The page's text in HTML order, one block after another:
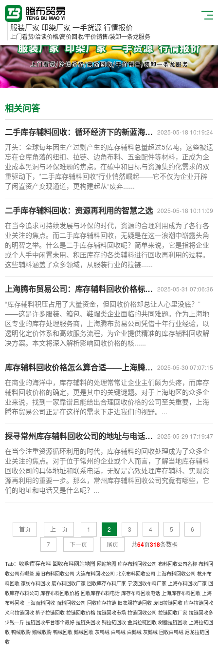
服装厂家 印染厂家 一手货源 行情报价
上门看货/洽谈价格/高价回收/平价销售/装卸一条龙服务
相关问答
2025-05-18 10:19:24
二手库存辅料回收：循环经济下的新蓝海与实战指南
开头：全球每年因生产过剩产生的库存辅料总量超过5亿吨，这些被遗
忘在仓库角落的纽扣、拉链、边角布料、五金配件等材料，正成为企
业成本黑洞与环保难题的焦点。在碳中和目标与资源集约化需求的双
重驱动下，*二手库存辅料回收*行业悄然崛起——它不仅为企业开辟
了闲置资产变现通道，更构建起从“废弃......
2025-05-18 10:11:09
二手库存辅料回收：资源再利用的智慧之选
在当今追求可持续发展与环保的时代，资源的合理利用成为了各行各
业关注的焦点。而二手库存辅料回收，无疑是在这一浪潮中崭露头角
的明智之举。什么是二手库存辅料回收呢？简单来说，它是指将企业
或个人手中闲置未用、积压库存的各类辅料进行回收再利用的过程。
这些辅料涵盖了众多领域，从服装行业的拉链......
2025-05-31 07:06:36
上海腾布贸易公司：库存辅料回收价格标准及评估全解析
“库存辅料积压占用了大量资金，但回收价格却总让人心里没底？”
——这是许多服装、箱包、鞋帽类企业面临的共同难题。作为上海地
区专业的库存处理服务商，上海腾布贸易公司凭借十年行业经验，以
透明化定价体系和高效服务流程，为企业提供精准的库存辅料回收解
决方案。本文将深入解析影响回收价格的核......
2025-05-30 07:07:15
库存辅料回收价格怎么算合适——上海腾布贸易公司
在商业的海洋中，库存辅料的处理常常让企业主们颇为头疼，而库存
辅料回收价格的确定，更是其中的关键谜题。对于上海地区的众多企
业来说，找到一家靠谱且能给出合理回收价格的公司至关重要，上海
腾布贸易公司正是在这样的需求下走进我们的视野。...
2025-05-29 17:19:47
探寻常州库存辅料回收公司的地址与电话：资源循环的关键节点
在当今注重资源循环利用的时代，库存辅料的回收处理成为了众多企
业关注的焦点。对于位于常州的企业或个人而言，了解当地库存辅料
回收公司的具体地址和联系电话，无疑是高效处理库存辅料、实现资
源再利用的重要一步。那么，常州库存辅料回收公司究竟有哪些，它
们的地址和电话又是什么呢？...
首页 上一页 1 2 3 4 5
6
7
下一页 尾页 共64页318条数据
Tab： 收购库存布料 回收布料网站地图 网站地图 库存布料回收公司 布料回收公司名称 布料回
收公司有哪些 废旧布料回收公司 大连布料回收公司 北京布料回收公司 上海布料回收公司 杭州布
料回收 家纺布料回收 废布料回收厂家 回收库存布料厂家 宁波回收布料厂家 上海布料回收厂家 回
收库存布料公司 库存布料回收价格 回收库存布料电话 库存布料回收电话 上海库存布料回收
上海
布料回收
上海面料回收 面料回收公司 回收库存拉链 旧衣服拉链回收 废旧拉链回收 库存拉链回收
义乌拉链回收 裤子拉链回收 拉链回收价格 拉链回收市场 拉链回收公司 拉链回收厂家 拉链回收多
少钱一斤 拉链回收平台哪个最好 拉链头回收 铜拉链回收 金属拉链回收 树脂拉链回收
上海拉链回
收 鸭绒收购 鹅绒收购 鸭绒回收 鹅绒回收 灰鸭绒 白鸭绒 白鹅绒 灰鹅绒 回收白鸭绒 尼龙拉链回
收